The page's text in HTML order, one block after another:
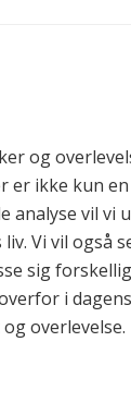
og
ikke kun
analyse vil
Vi vil også
sig
i
overlevelse.